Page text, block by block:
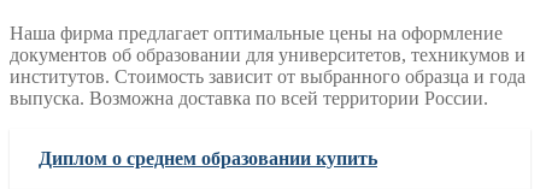
Наша фирма предлагает оптимальные цены на оформление
документов об образовании для университетов, техникумов и
институтов. Стоимость зависит от выбранного образца и года
выпуска. Возможна доставка по всей территории России.
Диплом о среднем образовании купить